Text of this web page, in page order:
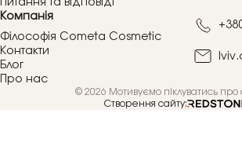
Компанія
Філософія Cometa Cosmetic
Контакти
Блог
Про нас
© 2026 Мотивуємо піклуватись
Створення сайту: